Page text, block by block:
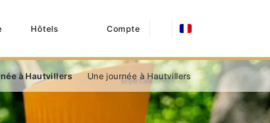
Hôtels Compte
à Hautvillers Une journée à Hautvillers